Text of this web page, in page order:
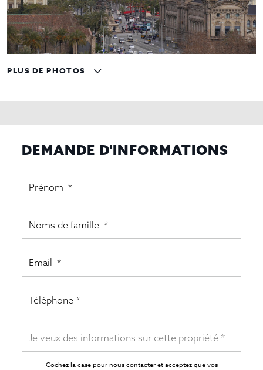
PLUS DE PHOTOS
DEMANDE D'INFORMATIONS
Cochez la case pour nous contacter et acceptez que vos